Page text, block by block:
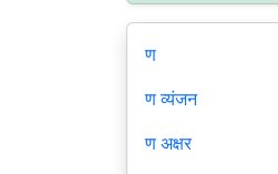
ण
ण व्यंजन
ण अक्षर